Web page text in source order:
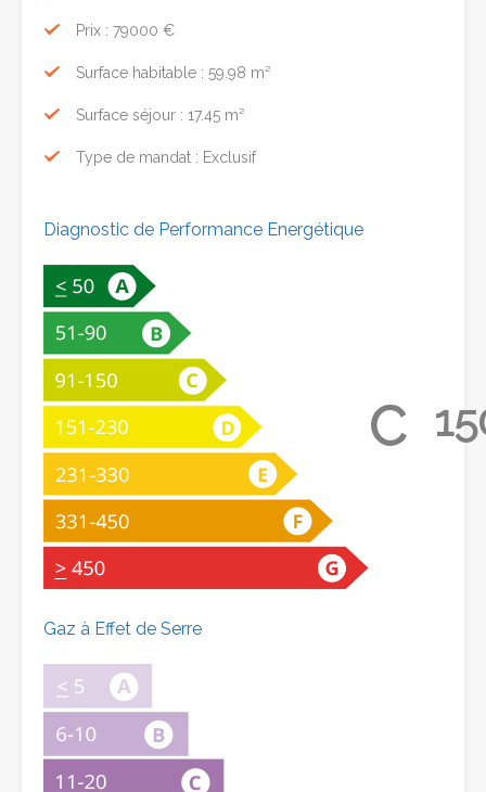
Prix : 79000 €
Surface habitable : 59.98 m²
Surface séjour : 17.45 m²
Type de mandat : Exclusif
Diagnostic de Performance Energétique
C
Gaz à Effet de Serre